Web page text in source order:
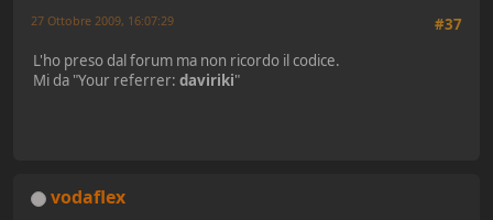
#37
27 Ottobre 2009, 16:07:29
L'ho preso dal forum ma non ricordo il codice.
Mi da "Your referrer: daviriki"
vodaflex